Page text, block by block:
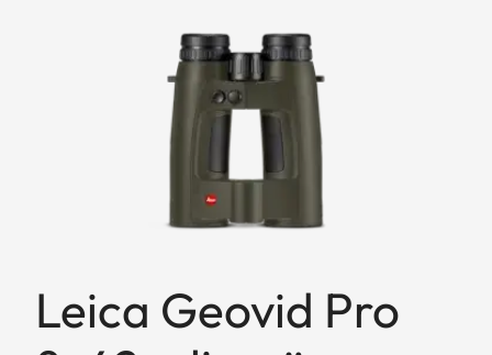
Leica Geovid Pro